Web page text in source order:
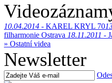
10.04.2014 - KAREL KRYL 70
filharmonie Ostrava 18.11.2011 -
» Ostatní videa
Newsletter